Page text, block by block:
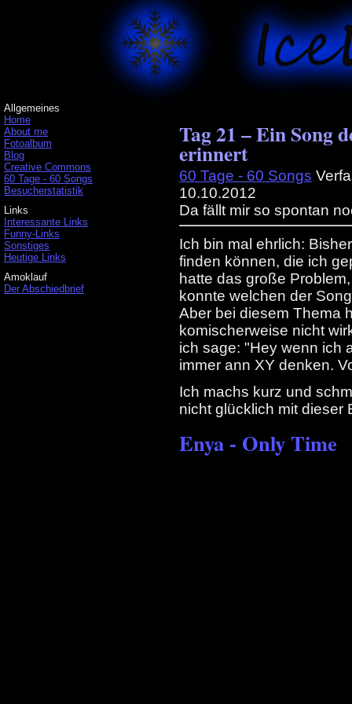
Allgemeines
Home
About me
Fotoalbum
Blog
Creative Commons
60 Tage - 60 Songs
Besucherstatistik
Links
Interessante Links
Funny-Links
Sonstiges
Heutige Links
Amoklauf
Der Abschiedbrief
Tag 21 – Ein Song
erinnert
60 Tage - 60 Songs
10.10.2012
Da fällt mir so spontan
Ich bin mal ehrlich:
finden können, die ich
hatte das große
konnte welchen der
Aber bei diesem Thema
komischerweise nicht
ich sage: "Hey wenn ich
immer ann XY denken.
Ich machs kurz und
nicht glücklich mit dieser
Enya - Only Time